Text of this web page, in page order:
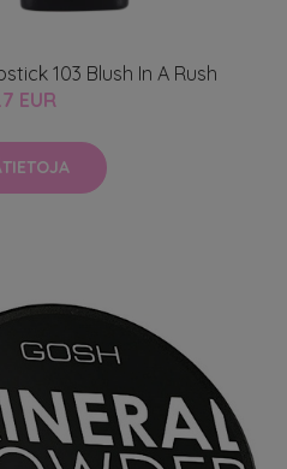
103 Blush In A Rush
EUR